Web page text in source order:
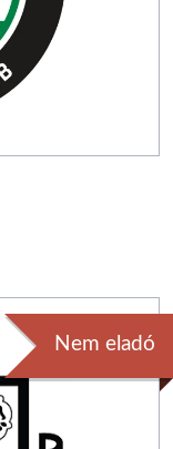
Nem eladó